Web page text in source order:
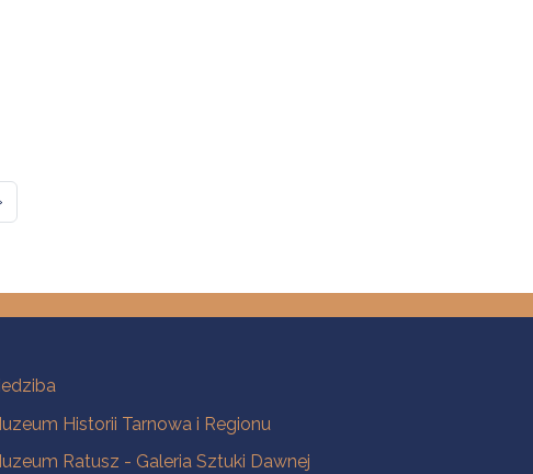
strona
Historii Tarnowa i Regionu
Ratusz - Galeria Sztuki Dawnej